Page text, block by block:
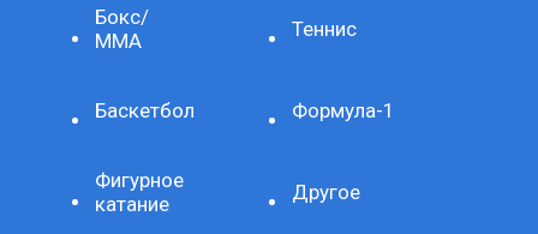
Бокс/
ММА
Теннис
Баскетбол Формула-1
Фигурное
катание
Другое